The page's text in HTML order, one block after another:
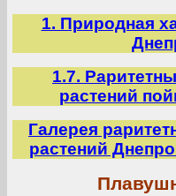
1. Природная
1.7.
растений
Галерея
растений